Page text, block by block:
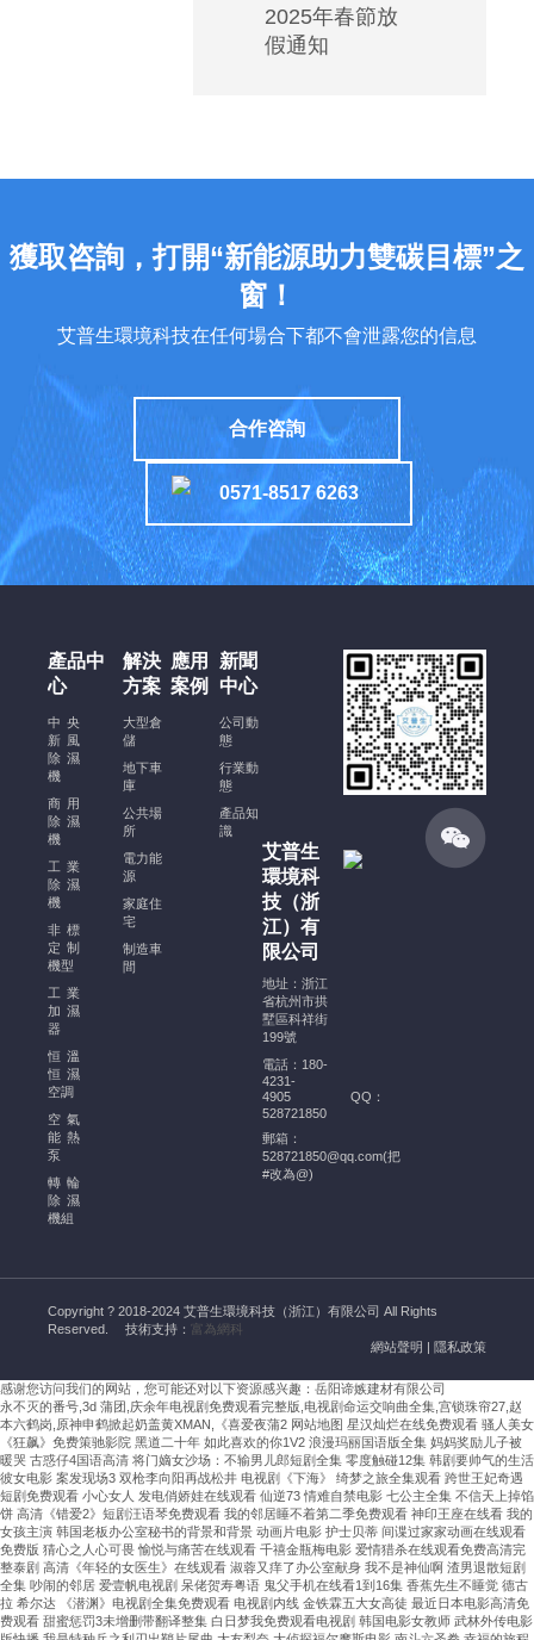
何
裝
能
現
能
效
運
行
酒
窖
濕
范、
調
裝
需
嚴
格
遵
循
溫
濕
度
精
2025年春節放
假通知
獲取咨詢，打開“新能源助力雙碳目標”之
窗！
艾普生環境科技在任何場合下都不會泄露您的信息
合作咨詢
0571-8517 6263
產品中
心
中央
新風
除濕
機
商用
除濕
機
工業
除濕
機
非標
定制
機型
工業
加濕
器
恒溫
恒濕
空調
空氣
能熱
泵
轉輪
除濕
機組
解決
方案
大型倉
儲
地下車
庫
公共場
所
電力能
源
家庭住
宅
制造車
間
應用
案例
新聞
中心
公司動
態
行業動
態
產品知
識
艾普生
環境科
技（浙
江）有
限公司
地址：浙江
省杭州市拱
墅區科祥街
199號
電話：180-
4231-
4905
QQ：
528721850
郵箱：
528721850@qq.com(把
#改為@)
Copyright ? 2018-2024 艾普生環境科技（浙江）有限公司 All Rights
Reserved.
技術支持：富為網科
網站聲明 | 隱私政策
感谢您访问我们的网站，您可能还对以下资源感兴趣：岳阳谛嫉建材有限公司
永不灭的番号,3d 蒲团,庆余年电视剧免费观看完整版,电视剧命运交响曲全集,宫锁珠帘27,赵
本六鹤岗,原神申鹤掀起奶盖黄XMAN,《喜爱夜蒲2 网站地图 星汉灿烂在线免费观看 骚人美女
《狂飙》免费策驰影院 黑道二十年 如此喜欢的你1V2 浪漫玛丽国语版全集 妈妈奖励儿子被
暖哭 古惑仔4国语高清 将门嫡女沙场：不输男儿郎短剧全集 零度触碰12集 韩剧要帅气的生活
彼女电影 案发现场3 双枪李向阳再战松井 电视剧《下海》 绮梦之旅全集观看 跨世王妃奇遇
短剧免费观看 小心女人 发电俏娇娃在线观看 仙逆73 情难自禁电影 七公主全集 不信天上掉馅
饼 高清《错爱2》短剧汪语琴免费观看 我的邻居睡不着第二季免费观看 神印王座在线看 我的
女孩主演 韩国老板办公室秘书的背景和背景 动画片电影 护士贝蒂 间谍过家家动画在线观看
免费版 猜心之人心可畏 愉悦与痛苦在线观看 千禧金瓶梅电影 爱情猎杀在线观看免费高清完
整泰剧 高清《年轻的女医生》在线观看 淑蓉又痒了办公室献身 我不是神仙啊 渣男退散短剧
全集 吵闹的邻居 爱壹帆电视剧 呆佬贺寿粤语 鬼父手机在线看1到16集 香蕉先生不睡觉 德古
拉 希尔达 《潜渊》电视剧全集免费观看 电视剧内线 金铁霖五大女高徒 最近日本电影高清免
费观看 甜蜜惩罚3未增删带翻译整集 白日梦我免费观看电视剧 韩国电影女教师 武林外传电影